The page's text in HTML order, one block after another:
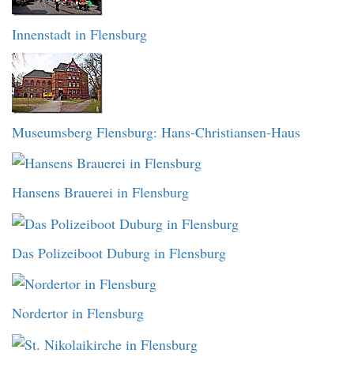
Innenstadt in Flensburg
Museumsberg Flensburg: Hans-Christiansen-Haus
Hansens Brauerei in Flensburg
Das Polizeiboot Duburg in Flensburg
Nordertor in Flensburg